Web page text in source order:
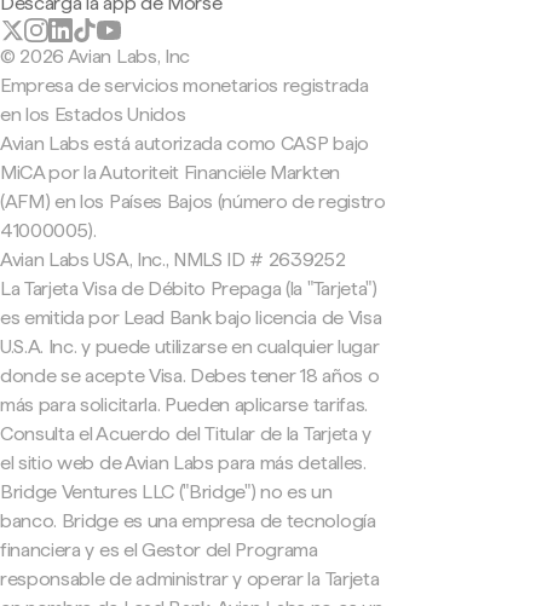
© 2026 Avian Labs, Inc
Empresa de servicios monetarios registrada
en los Estados Unidos
Avian Labs está autorizada como CASP bajo
MiCA por la Autoriteit Financiële Markten
(AFM) en los Países Bajos (número de registro
41000005).
Avian Labs USA, Inc., NMLS ID # 2639252
La Tarjeta Visa de Débito Prepaga (la "Tarjeta")
es emitida por Lead Bank bajo licencia de Visa
U.S.A. Inc. y puede utilizarse en cualquier lugar
donde se acepte Visa. Debes tener 18 años o
más para solicitarla. Pueden aplicarse tarifas.
Consulta el Acuerdo del Titular de la Tarjeta y
el sitio web de Avian Labs para más detalles.
Bridge Ventures LLC ("Bridge") no es un
banco. Bridge es una empresa de tecnología
financiera y es el Gestor del Programa
responsable de administrar y operar la Tarjeta